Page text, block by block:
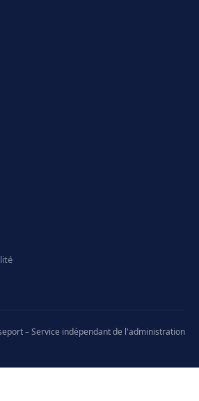
– Service indépendant de l'administration